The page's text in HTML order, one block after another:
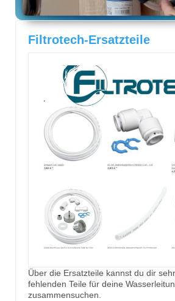
Filtrotech-Ersatzteile
Über die Ersatzteile kannst du dir
fehlenden Teile für deine
zusammensuchen.